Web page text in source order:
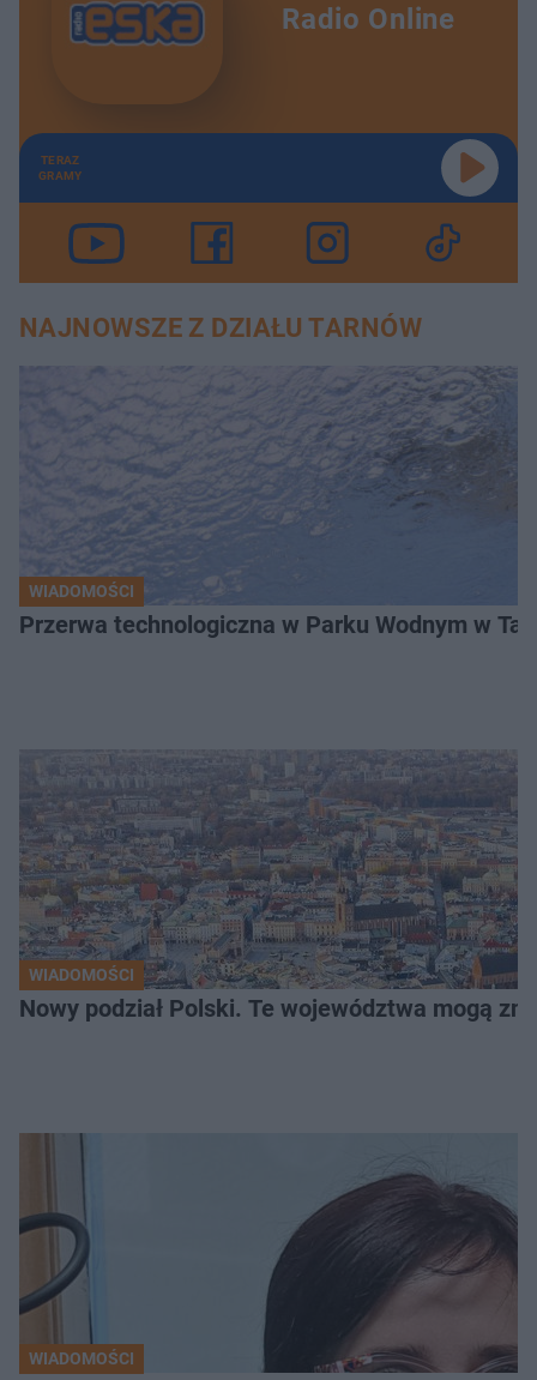
Radio Online
TERAZ
GRAMY
NAJNOWSZE Z DZIAŁU TARNÓW
WIADOMOŚCI
Przerwa technologiczna w Parku Wodnym w
WIADOMOŚCI
Nowy podział Polski. Te województwa mogą
WIADOMOŚCI